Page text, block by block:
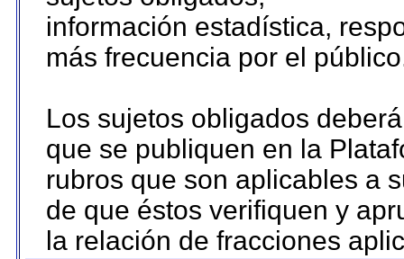
información estadística,
más frecuencia por el
Los sujetos obligados
que se publiquen en la
rubros que son aplicables a
de que éstos verifiquen y
la relación de fracciones